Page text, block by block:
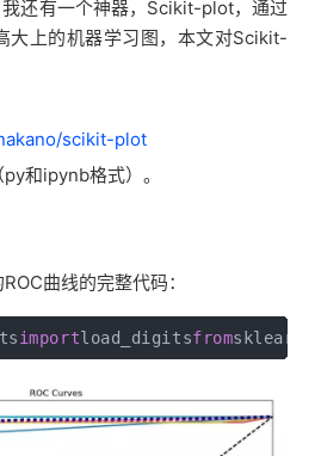
还有一个神器，Scikit-plot，通过
大上的机器学习图，本文对Scikit-
scikit-plot
和ipynb格式）。
曲线的完整代码：
importload_digitsfrom